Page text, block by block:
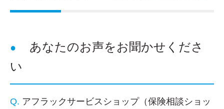
あなたのお声をお聞かせくださ
い
アフラックサービスショップ（保険相談ショッ